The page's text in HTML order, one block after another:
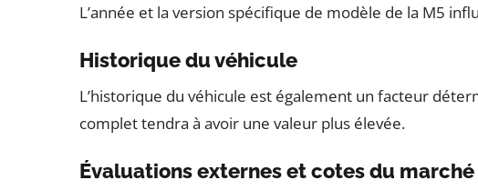
L’année et la version spécifique de modèle de la M5
Historique du véhicule
L’historique du véhicule est également un facteur
complet tendra à avoir une valeur plus élevée.
Évaluations externes et cotes du marché